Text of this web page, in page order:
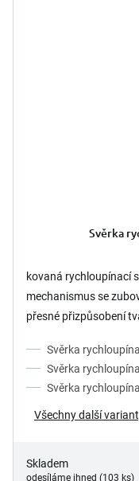
Svěrka
kovaná rychloupínací
mechanismus se
přesné přizpůsobení
Svěrka
Svěrka
Svěrka
Všechny další
Skladem
odesíláme ihned (103 ks)